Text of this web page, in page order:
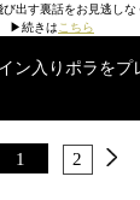
出す裏話をお見逃しな
▶︎続きは こちら
ン入りポラをプ
1 2